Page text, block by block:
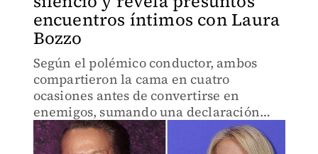
encuentros íntimos con Laura
Bozzo
Según el polémico conductor, ambos
compartieron la cama en cuatro
ocasiones antes de convertirse en
enemigos, sumando una declaración
sumamente comprometedora a su larga
lista de escándalos